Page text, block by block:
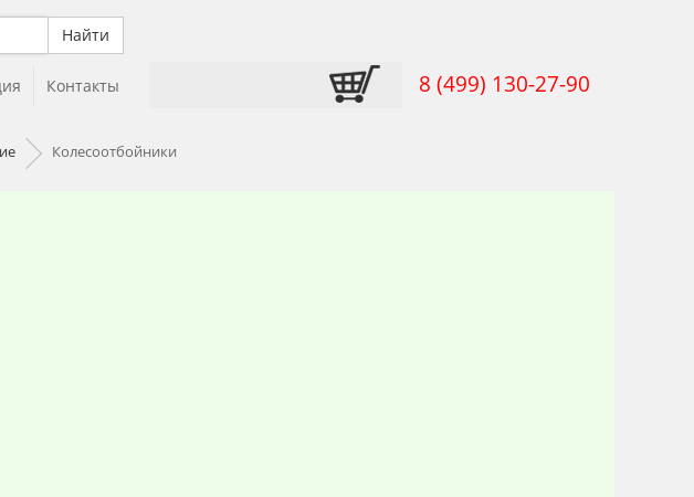
Контакты 8 (499) 130-27-90
Колесоотбойники